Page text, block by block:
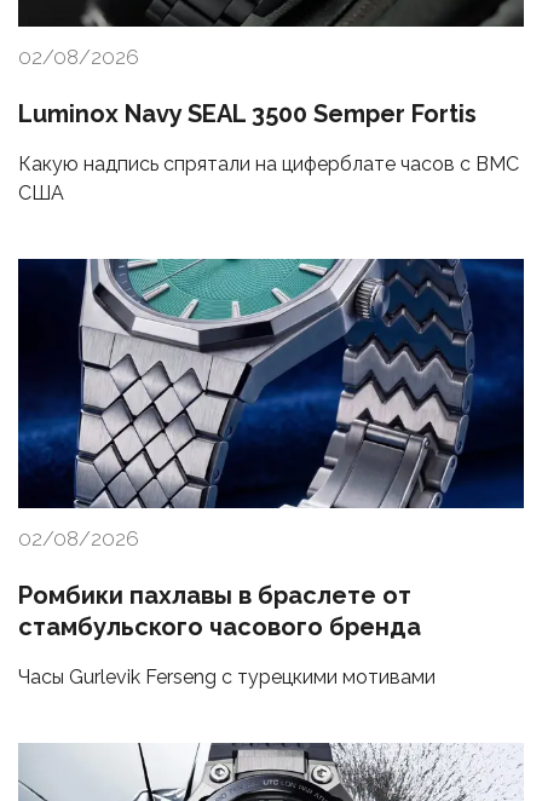
02/08/2026
Luminox Navy SEAL 3500 Semper Fortis
Какую надпись спрятали на циферблате часов с ВМС
США
02/08/2026
Ромбики пахлавы в браслете от
стамбульского часового бренда
Часы Gurlevik Ferseng с турецкими мотивами